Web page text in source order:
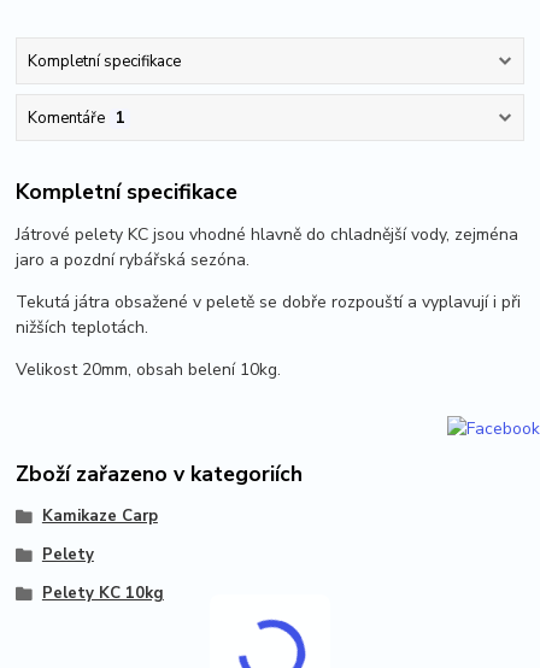
Kompletní specifikace
Komentáře 1
Kompletní specifikace
Játrové pelety KC jsou vhodné hlavně do chladnější vody, zejména
jaro a pozdní rybářská sezóna.
Tekutá játra obsažené v peletě se dobře rozpouští a vyplavují i při
nižších teplotách.
Velikost 20mm, obsah belení 10kg.
Zboží zařazeno v kategoriích
Kamikaze Carp
Pelety
Pelety KC 10kg